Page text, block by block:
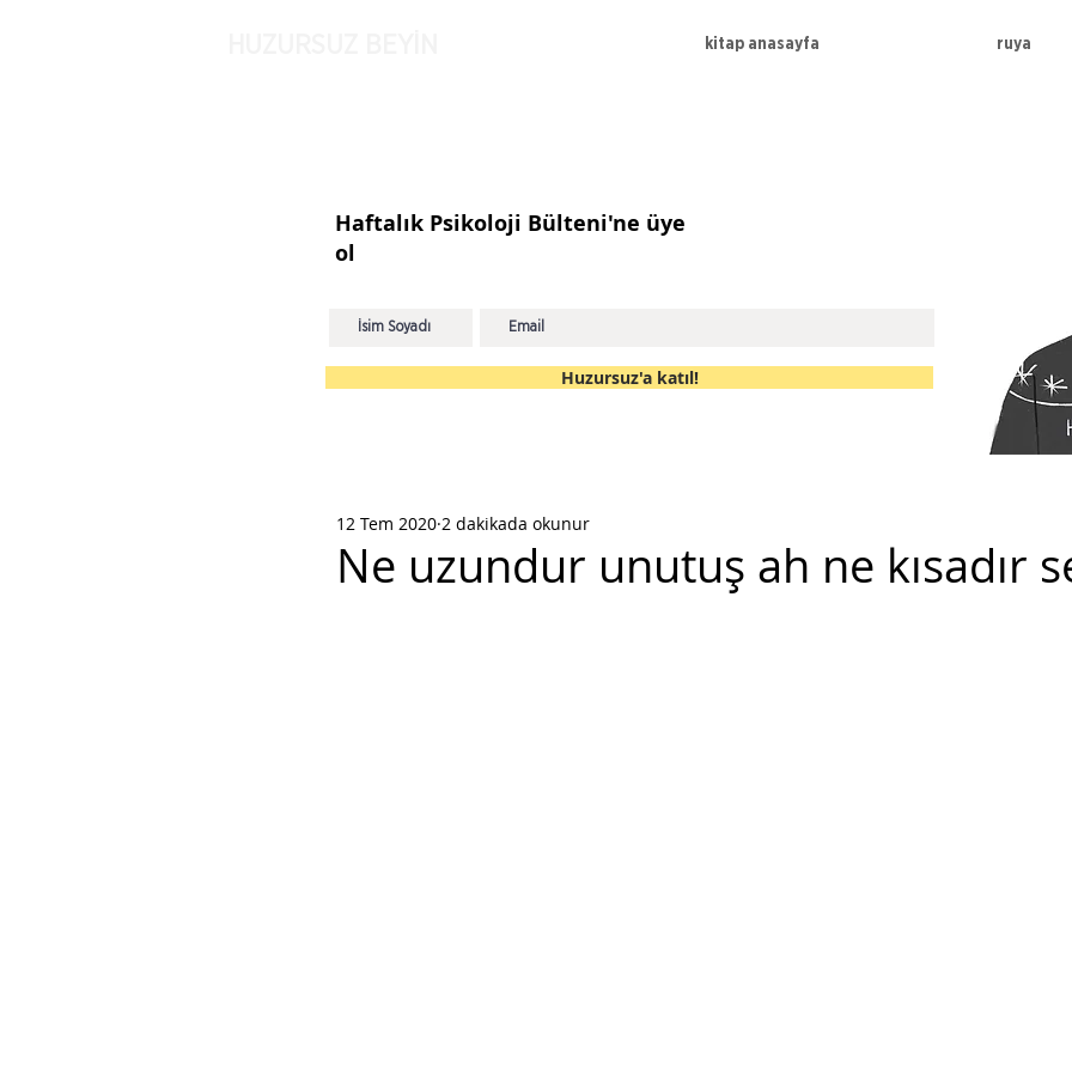
kitap anasayfa ruya
Haftalık Psikoloji Bülteni'ne üye
ol
Huzursuz'a katıl!
Ne uzundur unutuş ah ne kısadır
12 Tem 2020 2 dakikada okunur